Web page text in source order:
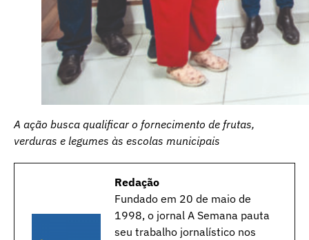
A ação busca qualificar o fornecimento de frutas,
verduras e legumes às escolas municipais
Redação
Fundado em 20 de maio de
1998, o jornal A Semana pauta
seu trabalho jornalístico nos